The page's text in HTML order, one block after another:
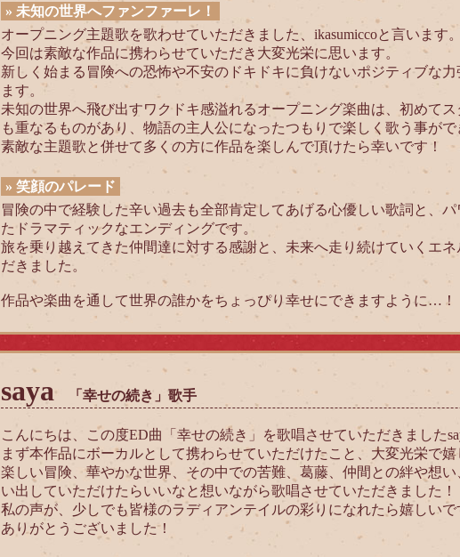
» 未知の世界へファンファーレ！
オープニング主題歌を歌わせていただきました、ikasumiccoと言います。
今回は素敵な作品に携わらせていただき大変光栄に思います。
新しく始まる冒険への恐怖や不安のドキドキに負けないポジティブな
ます。
未知の世界へ飛び出すワクドキ感溢れるオープニング楽曲は、初めて
も重なるものがあり、物語の主人公になったつもりで楽しく歌う事がで
素敵な主題歌と併せて多くの方に作品を楽しんで頂けたら幸いです！
» 笑顔のパレード
冒険の中で経験した辛い過去も全部肯定してあげる心優しい歌詞と、
たドラマティックなエンディングです。
旅を乗り越えてきた仲間達に対する感謝と、未来へ走り続けていくエ
だきました。
作品や楽曲を通して世界の誰かをちょっぴり幸せにできますように…！
saya「幸せの続き」歌手
こんにちは、この度ED曲「幸せの続き」を歌唱させていただきました
まず本作品にボーカルとして携わらせていただけたこと、大変光栄で嬉
楽しい冒険、華やかな世界、その中での苦難、葛藤、仲間との絆や想
い出していただけたらいいなと想いながら歌唱させていただきました！
私の声が、少しでも皆様のラディアンテイルの彩りになれたら嬉しいで
ありがとうございました！